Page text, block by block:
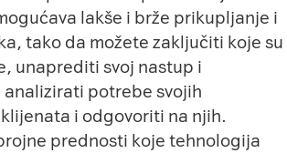
lakše i brže prikupljanje i
tako da možete zaključiti koje su
unaprediti svoj nastup i
analizirati potrebe svojih
i odgovoriti na njih.
prednosti koje tehnologija